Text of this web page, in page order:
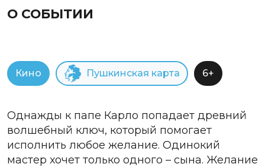
О СОБЫТИИ
Кино Пушкинская карта 6+
Однажды к папе Карло попадает древний
волшебный ключ, который помогает
исполнить любое желание. Одинокий
мастер хочет только одного – сына. Желание